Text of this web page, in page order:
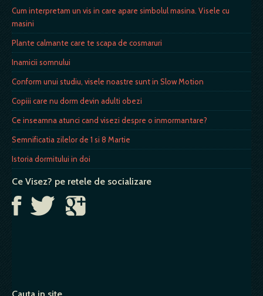
Cum interpretam un vis in care apare simbolul masina. Visele cu
masini
Plante calmante care te scapa de cosmaruri
Inamicii somnului
Conform unui studiu, visele noastre sunt in Slow Motion
Copiii care nu dorm devin adulti obezi
Ce inseamna atunci cand visezi despre o inmormantare?
Semnificatia zilelor de 1 si 8 Martie
Istoria dormitului in doi
Ce Visez? pe retele de socializare